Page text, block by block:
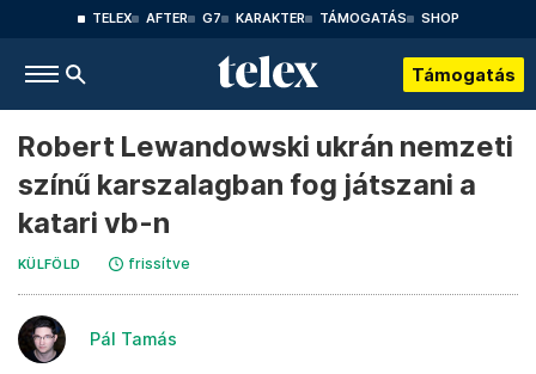
TELEX AFTER G7 KARAKTER TÁMOGATÁS SHOP
Támogatás
Robert Lewandowski ukrán nemzeti
színű karszalagban fog játszani a
katari vb-n
KÜLFÖLD frissítve
Pál Tamás